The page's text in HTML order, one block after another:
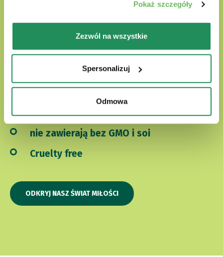
Pokaż szczegóły
Zezwól na wszystkie
Spersonalizuj
Odmowa
zawsze otoczeni miłością.
Nasze produkty są:
nie zawierają sztucznych barwników
nie zawierają bez GMO i soi
Cruelty free
ODKRYJ NASZ ŚWIAT MIŁOŚCI